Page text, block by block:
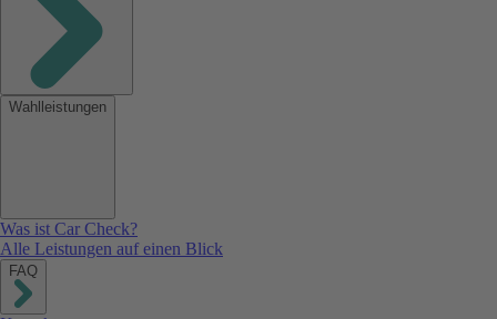
Wahlleistungen
Was ist Car Check?
Alle Leistungen auf einen Blick
FAQ